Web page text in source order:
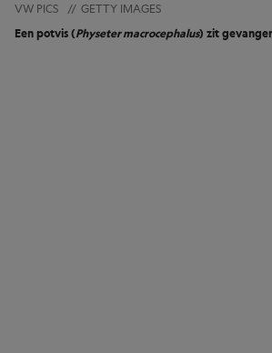
VW PICS // GETTY IMAGES
Een potvis (Physeter macrocephalus) zit